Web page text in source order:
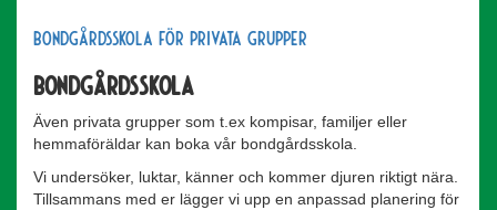
Bondgårdsskola för privata grupper
Bondgårdsskola
Även privata grupper som t.ex kompisar, familjer eller
hemmaföräldar kan boka vår bondgårdsskola.
Vi undersöker, luktar, känner och kommer djuren riktigt nära.
Tillsammans med er lägger vi upp en anpassad planering för